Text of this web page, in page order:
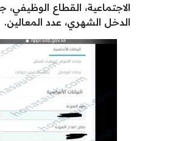
الاجتماعية، القطاع الوظيفي،
الدخل الشهري، عدد المعالين.